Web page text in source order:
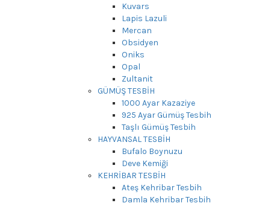
Kuvars
Lapis Lazuli
Mercan
Obsidyen
Oniks
Opal
Zultanit
GÜMÜŞ TESBİH
1000 Ayar Kazaziye
925 Ayar Gümüş Tesbih
Taşlı Gümüş Tesbih
HAYVANSAL TESBİH
Bufalo Boynuzu
Deve Kemiği
KEHRİBAR TESBİH
Ateş Kehribar Tesbih
Damla Kehribar Tesbih